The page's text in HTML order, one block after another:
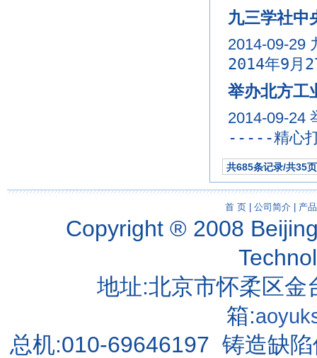
九三学社中
2014-09-29
2014年9月
举办北方工
2014-09-24
-----精心打
共685条记录/共35页
首 页| 公司简介| 产
Copyright ® 2008
地址:北京市怀柔区
箱:
总机:010-69646197 铸造缺